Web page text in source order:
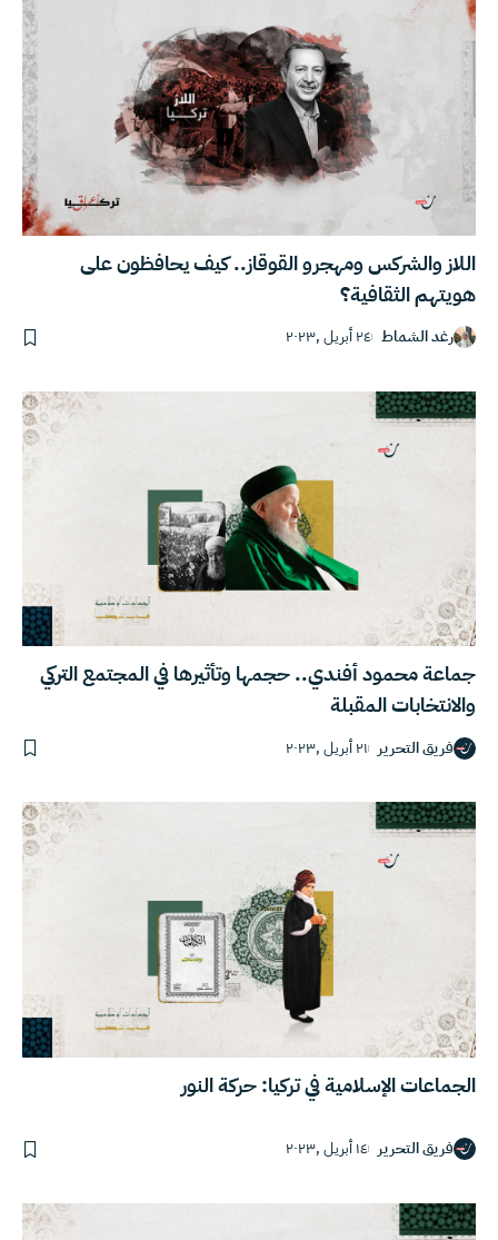
اللاز والشركس ومهجرو القوقاز.. كيف يحافظون على
هويتهم الثقافية؟
رغد الشماط ٢٤ أبريل ,٢٠٢٣
جماعة محمود أفندي.. حجمها وتأثيرها في المجتمع التركي
والانتخابات المقبلة
فريق التحرير ٢١ أبريل ,٢٠٢٣
الجماعات الإسلامية في تركيا: حركة النور
فريق التحرير ١٤ أبريل ,٢٠٢٣